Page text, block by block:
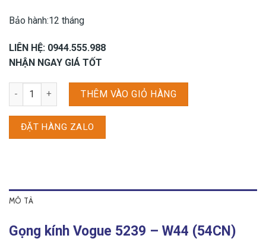
Bảo hành:12 tháng
LIÊN HỆ: 0944.555.988
NHẬN NGAY GIÁ TỐT
Gọng kính Vogue 5239 - W44 (54CN) số lượng
THÊM VÀO GIỎ HÀNG
ĐẶT HÀNG ZALO
MÔ TẢ
Gọng kính Vogue 5239 – W44 (54CN)